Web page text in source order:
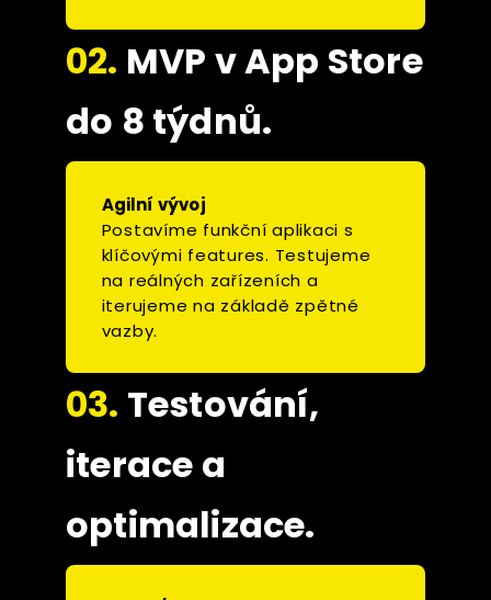
02. MVP v App Store
do 8 týdnů.
Agilní vývoj
Postavíme funkční aplikaci s
klíčovými features. Testujeme
na reálných zařízeních a
iterujeme na základě zpětné
vazby.
03. Testování,
iterace a
optimalizace.